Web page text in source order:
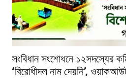
সংবিধান সংশোধনে ১২সদস্যের
‘বিরোধীদল নাম দেয়নি’,